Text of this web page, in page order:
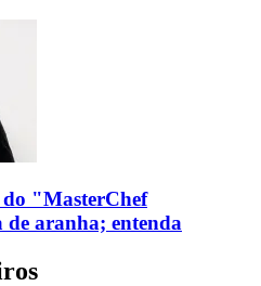
do "MasterChef
aranha; entenda